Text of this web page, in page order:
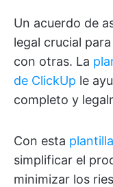
Un acuerdo de
legal crucial
con otras. La
de ClickUp le
completo y
Con esta
simplificar el
minimizar los